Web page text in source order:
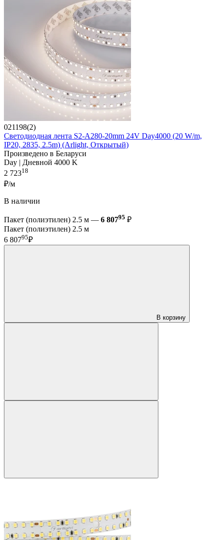
021198(2)
Светодиодная лента S2-A280-20mm 24V Day4000 (20 W/m,
IP20, 2835, 2.5m) (Arlight, Открытый)
Произведено в Беларуси
Day | Дневной 4000 K
2 72318
₽/м
В наличии
Пакет (полиэтилен) 2.5 м — 6 80795 ₽
Пакет (полиэтилен) 2.5 м
6 80795₽
В корзину